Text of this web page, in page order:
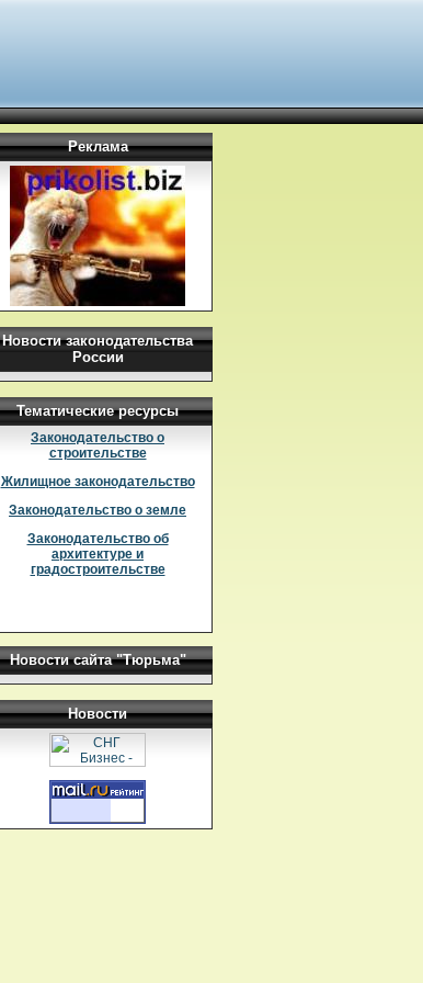
Реклама
Новости законодательства
России
Тематические ресурсы
Законодательство о
строительстве
Жилищное законодательство
Законодательство о земле
Законодательство об
архитектуре и
градостроительстве
Новости сайта "Тюрьма"
Новости